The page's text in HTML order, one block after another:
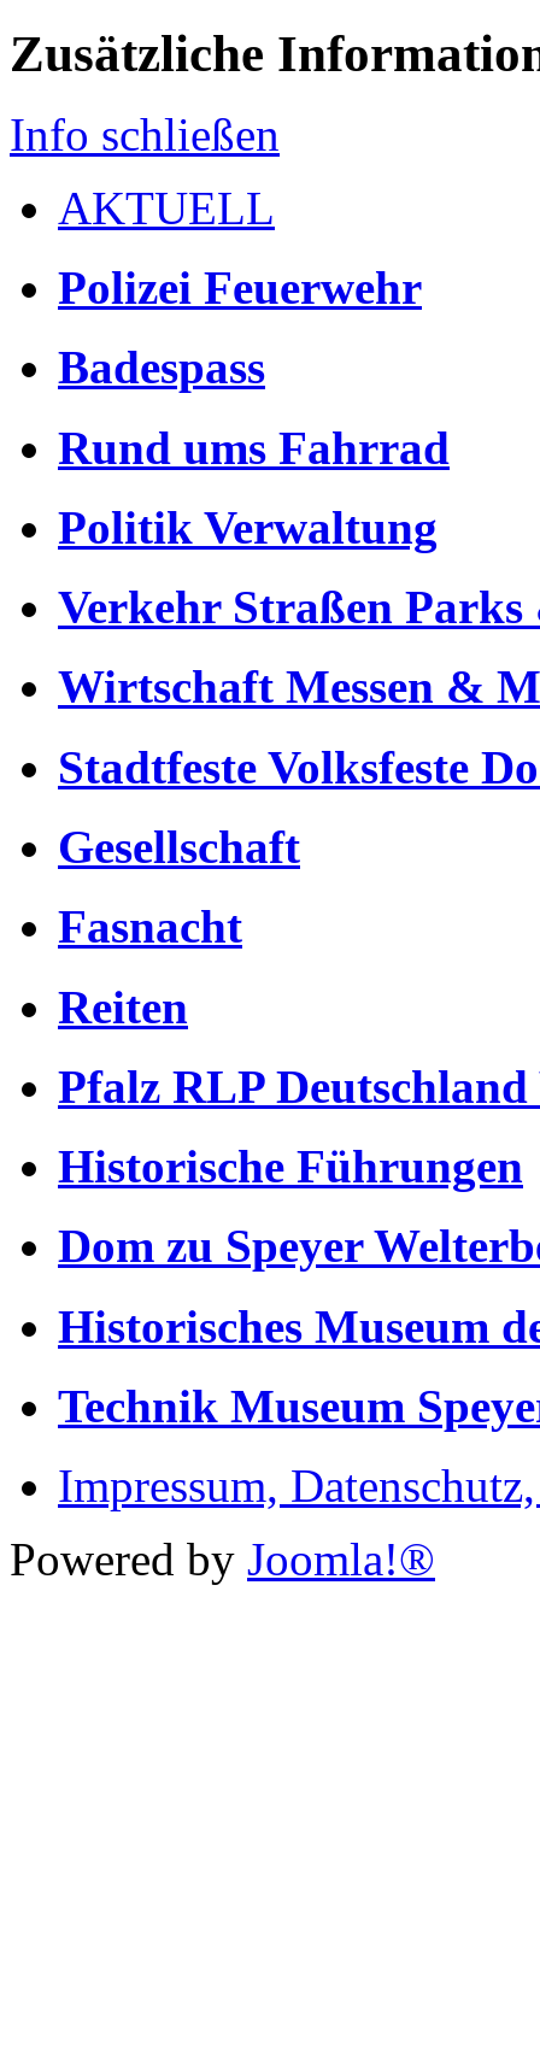
Zusätzliche
Info schließen
AKTUELL
Polizei Feuerwehr
Badespass
Rund ums Fahrrad
Politik Verwaltung
Verkehr Straßen Parks
Wirtschaft Messen &
Stadtfeste Volksfeste
Gesellschaft
Fasnacht
Reiten
Pfalz RLP
Historische Führungen
Dom zu Speyer
Historisches Museum
Technik Museum
Impressum,
Powered by Joomla!®